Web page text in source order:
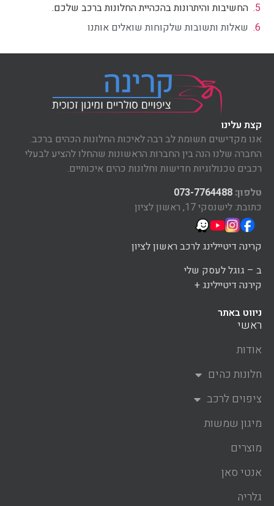
החשיבות והיתרונות בהכהיית החלונות ברכב שלכם.
שאלות ותשובות שלקוחות שואלים אותנו
קצת עלינו
אנו מקדישים תשומת לב רבה לאיכות החלונות הכהים ברכב.
החברה שלנו הנה בין החברות הראשונות שהחלו להציע לבעלי
רכבים טכנולוגיות חדישות וחלונות כהים איכותיים.
טלפון: 073-7764488
כתובת: לישנסקי 17, ראשון לציון
קרינה דיטיילינג לרכב ראשון לציון
ב – גוגל לעסק שלי
קירנה דיטיילינג +
ניווט באתר
ראשי
אודות
חלונות כהים
ציפוים לרכב
מיגון שמשות
מוצרים
אנטי סאן
גלריה